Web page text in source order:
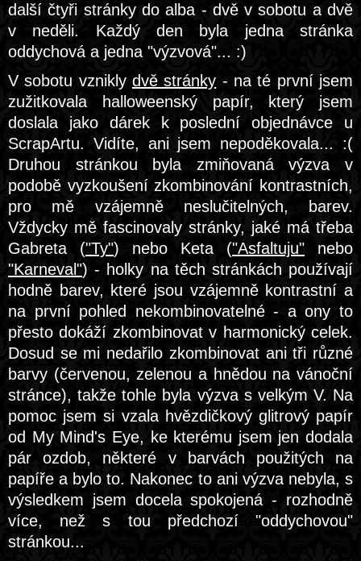
další čtyři stránky do alba - dvě v sobotu a dvě
v neděli. Každý den byla jedna stránka
oddychová a jedna "výzvová"... :)
V sobotu vznikly dvě stránky - na té první jsem
zužitkovala halloweenský papír, který jsem
doslala jako dárek k poslední objednávce u
ScrapArtu. Vidíte, ani jsem nepoděkovala... :(
Druhou stránkou byla zmiňovaná výzva v
podobě vyzkoušení zkombinování kontrastních,
pro mě vzájemně neslučitelných, barev.
Vždycky mě fascinovaly stránky, jaké má třeba
Gabreta ("Ty") nebo Keta ("Asfaltuju" nebo
"Karneval") - holky na těch stránkách používají
hodně barev, které jsou vzájemně kontrastní a
na první pohled nekombinovatelné - a ony to
přesto dokáží zkombinovat v harmonický celek.
Dosud se mi nedařilo zkombinovat ani tři různé
barvy (červenou, zelenou a hnědou na vánoční
stránce), takže tohle byla výzva s velkým V. Na
pomoc jsem si vzala hvězdičkový glitrový papír
od My Mind's Eye, ke kterému jsem jen dodala
pár ozdob, některé v barvách použitých na
papíře a bylo to. Nakonec to ani výzva nebyla, s
výsledkem jsem docela spokojená - rozhodně
více, než s tou předchozí "oddychovou"
stránkou...